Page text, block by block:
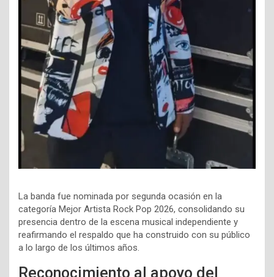
La banda fue nominada por segunda ocasión en la
categoría Mejor Artista Rock Pop 2026, consolidando su
presencia dentro de la escena musical independiente y
reafirmando el respaldo que ha construido con su público
a lo largo de los últimos años.
Reconocimiento al apoyo del